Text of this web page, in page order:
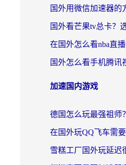
加速国内游戏